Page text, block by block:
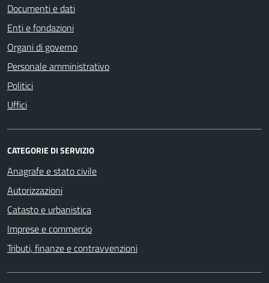
Documenti e dati
Enti e fondazioni
Organi di governo
Personale amministrativo
Politici
Uffici
CATEGORIE DI SERVIZIO
Anagrafe e stato civile
Autorizzazioni
Catasto e urbanistica
Imprese e commercio
Tributi, finanze e contravvenzioni